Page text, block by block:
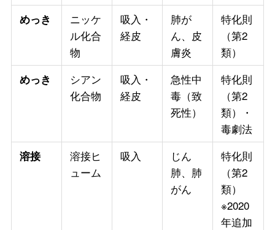
めっき
ニッケ
ル化合
物
吸入・
経皮
肺が
ん、皮
膚炎
特化則
（第2
類）
めっき
シアン
化合物
吸入・
経皮
急性中
毒（致
死性）
特化則
（第2
類）・
毒劇法
溶接
溶接ヒ
ューム
吸入
じん
肺、肺
がん
特化則
（第2
類）
※2020
年追加